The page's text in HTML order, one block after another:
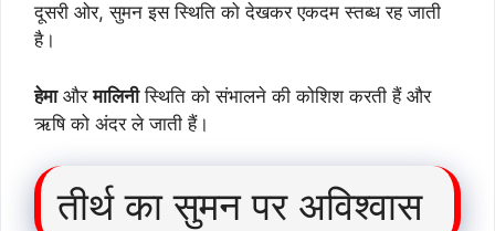
दूसरी ओर, सुमन इस स्थिति को देखकर एकदम स्तब्ध रह जाती
है।
हेमाऔरमालिनीस्थिति को संभालने की कोशिश करती हैं और
ऋषि को अंदर ले जाती हैं।
तीर्थ का सुमन पर अविश्वास